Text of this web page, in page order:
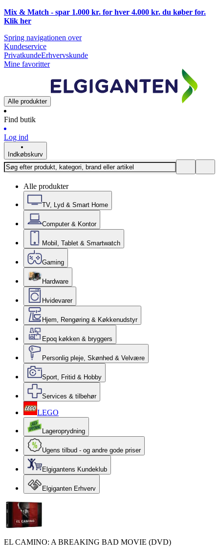
Mix & Match - spar 1.000 kr. for hver 4.000 kr. du køber for.
Klik her
Spring navigationen over
Kundeservice
PrivatkundeErhvervskunde
Mine favoritter
Alle produkter
Find butik
Log ind
Indkøbskurv
Alle produkter
TV, Lyd & Smart Home
Computer & Kontor
Mobil, Tablet & Smartwatch
Gaming
Hardware
Hvidevarer
Hjem, Rengøring & Køkkenudstyr
Epoq køkken & bryggers
Personlig pleje, Skønhed & Velvære
Sport, Fritid & Hobby
Services & tilbehør
LEGO
Lageroprydning
Ugens tilbud - og andre gode priser
Elgigantens Kundeklub
Elgiganten Erhverv
EL CAMINO: A BREAKING BAD MOVIE (DVD)